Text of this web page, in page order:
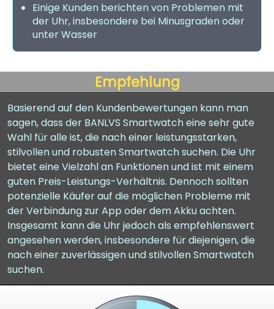
Einige Kunden berichten von Problemen mit
der Uhr, insbesondere bei Minusgraden oder
unter Wasser
Empfehlung
Basierend auf den Kundenbewertungen kann man
sagen, dass der BANLVS Smartwatch eine sehr gute
Wahl für alle ist, die nach einer leistungsstarken,
stilvollen und robusten Smartwatch suchen. Die Uhr
bietet eine Vielzahl an Funktionen und ist mit einem
guten Preis-Leistungs-Verhältnis. Dennoch sollten
potenzielle Käufer auf die möglichen Probleme mit
der Verbindung zur App oder dem Akku achten.
Insgesamt kann die Uhr jedoch als empfehlenswert
angesehen werden, insbesondere für diejenigen, die
nach einer zuverlässigen und stilvollen Smartwatch
suchen.